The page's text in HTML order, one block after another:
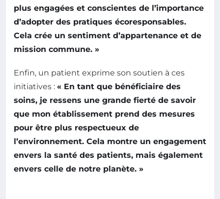
plus engagées et conscientes de l’importance
d’adopter des pratiques écoresponsables.
Cela crée un sentiment d’appartenance et de
mission commune. »
Enfin, un patient exprime son soutien à ces
initiatives : « En tant que bénéficiaire des
soins, je ressens une grande fierté de savoir
que mon établissement prend des mesures
pour être plus respectueux de
l’environnement. Cela montre un engagement
envers la santé des patients, mais également
envers celle de notre planète. »